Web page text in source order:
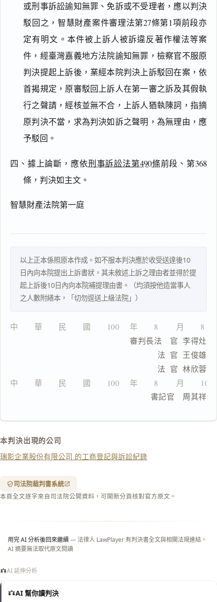
或刑事訴訟諭知無罪、免訴或不受理者，應以判決
駁回之，智慧財產案件審理法第27條第1項前段亦
定有明文。本件被上訴人被訴違反著作權法等案
件，經臺灣嘉義地方法院諭知無罪，檢察官不服原
判決提起上訴後，業經本院判決上訴駁回在案，依
首揭規定，原審駁回上訴人在第一審之訴及其假執
行之聲請，經核並無不合，上訴人猶執陳詞，指摘
原判決不當，求為判決如訴之聲明，為無理由，應
予駁回。
四、據上論斷，應依刑事訴訟法第490條前段、第368
條，判決如主文。
智慧財產法院第一庭
以上正本係照原本作成。如不服本判決應於收受送達後10
日內向本院提出上訴書狀，其未敘述上訴之理由者並得於提
起上訴後10日內向本院補提理由書。（均須按他造當事人
之人數附繕本，「切勿逕送上級法院」）
中　　華　　民　　國　　100　 年　　8　　 月　　8　
                          審判長法　官  李得灶
                                法  官  王俊雄
                                法  官  林欣蓉
中　　華　　民　　國　　100　 年　　8　　 月　　10
                                書記官　周其祥
本判決出現的公司
瑞影企業股份有限公司 的工商登記與訴訟紀錄
司法院裁判書系統
本頁全文逐字來自司法院公開資料，可開新分頁核對官方原文。
用完 AI 分析後回來繼續— 法律人 LawPlayer 有判決書全文與相關法規連結，
AI 摘要無法取代原文閱讀
AI 延伸分析
AI 幫你讀判決
閱讀 研究
實
複
製
全
文